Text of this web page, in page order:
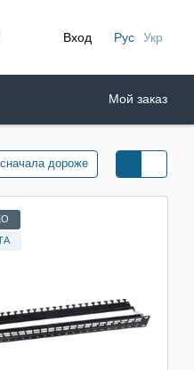
Вход Рус Укр
Мой заказ
сначала дороже